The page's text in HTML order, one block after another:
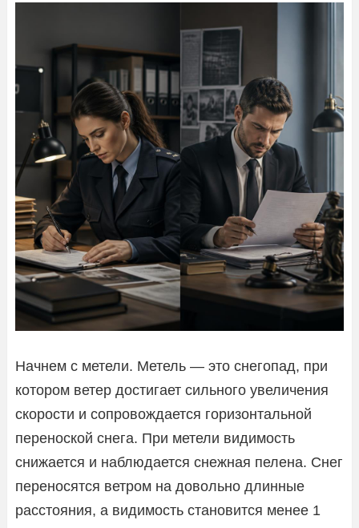
Начнем с метели. Метель — это снегопад, при
котором ветер достигает сильного увеличения
скорости и сопровождается горизонтальной
переноской снега. При метели видимость
снижается и наблюдается снежная пелена. Снег
переносятся ветром на довольно длинные
расстояния, а видимость становится менее 1